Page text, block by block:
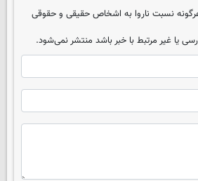
نسبت ناروا به اشخاص حقیقی و حقوقی
یا غیر مرتبط با خبر باشد منتشر نمی‌شود.